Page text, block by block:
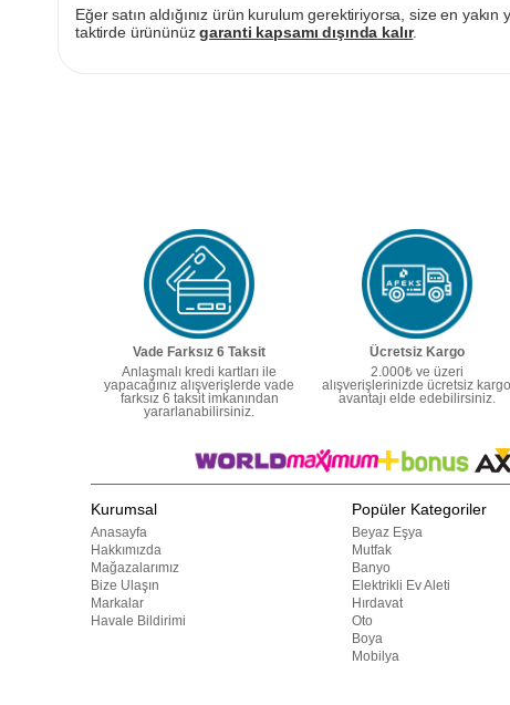
Eğer satın aldığınız ürün kurulum gerektiriyorsa, size en
taktirde ürününüzgaranti kapsamı dışında kalır.
Vade Farksız 6 Taksit
Anlaşmalı kredi kartları ile
yapacağınız alışverişlerde vade
farksız 6 taksit imkanından
yararlanabilirsiniz.
Ücretsiz Kargo
2.000₺ ve üzeri
alışverişlerinizde ücretsiz kargo
avantajı elde edebilirsiniz.
Kurumsal
Anasayfa
Hakkımızda
Mağazalarımız
Bize Ulaşın
Markalar
Havale Bildirimi
Popüler Kategoriler
Beyaz Eşya
Mutfak
Banyo
Elektrikli Ev Aleti
Hırdavat
Oto
Boya
Mobilya